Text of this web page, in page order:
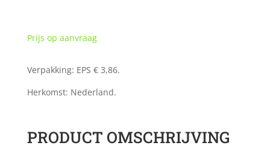
Prijs op aanvraag
Verpakking: EPS € 3,86.
Herkomst: Nederland.
PRODUCT OMSCHRIJVING